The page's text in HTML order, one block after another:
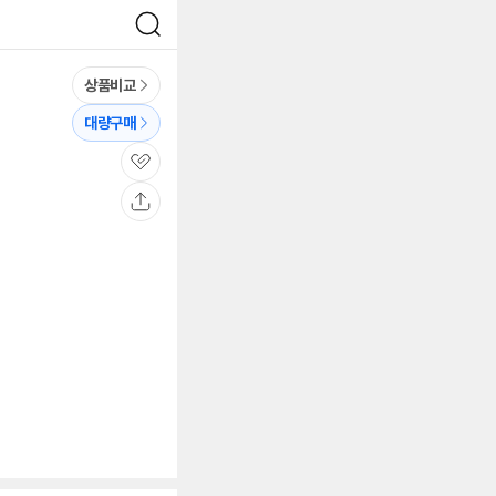
검
색
상품비교
대량구매
관
심